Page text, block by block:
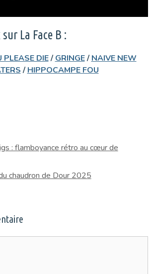
La Face B :
PLEASE DIE/ GRINGE/ NAIVE NEW
/ HIPPOCAMPE FOU
: flamboyance rétro au cœur de
chaudron de Dour 2025